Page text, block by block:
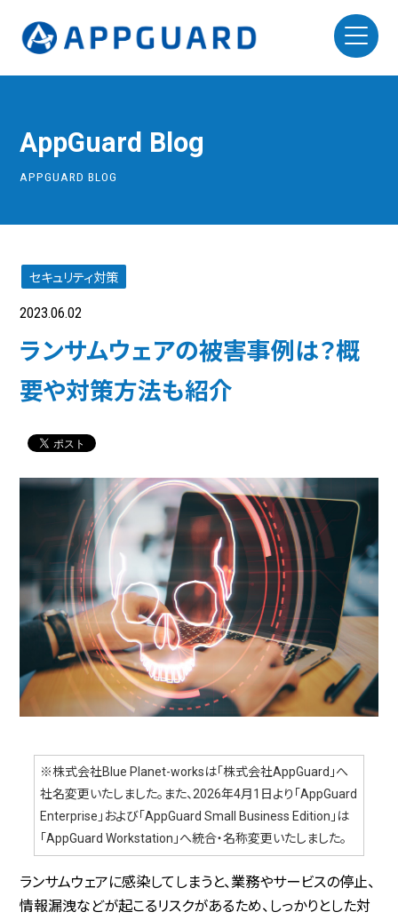
AppGuard Blog
APPGUARD BLOG
セキュリティ対策
2023.06.02
ランサムウェアの被害事例は？概
要や対策方法も紹介
※株式会社Blue Planet-worksは「株式会社AppGuard」へ
社名変更いたしました。また、2026年4月1日より「AppGuard
Enterprise」および「AppGuard Small Business Edition」は
「AppGuard Workstation」へ統合・名称変更いたしました。
ランサムウェアに感染してしまうと、業務やサービスの停止、
情報漏洩などが起こるリスクがあるため、しっかりとした対